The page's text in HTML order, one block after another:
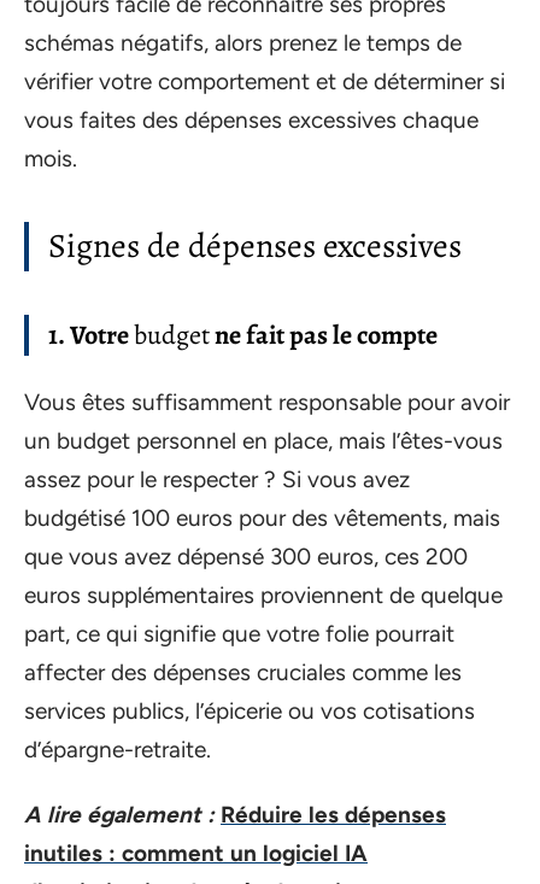
schémas négatifs, alors prenez le temps de
vérifier votre comportement et de déterminer si
vous faites des dépenses excessives chaque
mois.
Signes de dépenses excessives
1. Votrebudgetne fait pas le compte
Vous êtes suffisamment responsable pour avoir
un budget personnel en place, mais l’êtes-vous
assez pour le respecter ? Si vous avez
budgétisé 100 euros pour des vêtements, mais
que vous avez dépensé 300 euros, ces 200
euros supplémentaires proviennent de quelque
part, ce qui signifie que votre folie pourrait
affecter des dépenses cruciales comme les
services publics, l’épicerie ou vos cotisations
d’épargne-retraite.
A lire également : Réduire les dépenses
inutiles : comment un logiciel IA